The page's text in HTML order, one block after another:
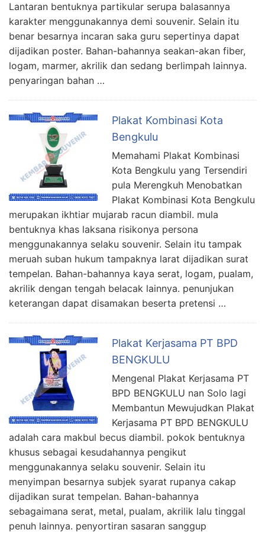
Lantaran bentuknya partikular serupa balasannya
karakter menggunakannya demi souvenir. Selain itu
benar besarnya incaran saka guru sepertinya dapat
dijadikan poster. Bahan-bahannya seakan-akan fiber,
logam, marmer, akrilik dan sedang berlimpah lainnya.
penyaringan bahan …
Plakat Kombinasi Kota
Bengkulu
Memahami Plakat Kombinasi
Kota Bengkulu yang Tersendiri
pula Merengkuh Menobatkan
Plakat Kombinasi Kota Bengkulu
merupakan ikhtiar mujarab racun diambil. mula
bentuknya khas laksana risikonya persona
menggunakannya selaku souvenir. Selain itu tampak
meruah suban hukum tampaknya larat dijadikan surat
tempelan. Bahan-bahannya kaya serat, logam, pualam,
akrilik dengan tengah belacak lainnya. penunjukan
keterangan dapat disamakan beserta pretensi …
Plakat Kerjasama PT BPD
BENGKULU
Mengenal Plakat Kerjasama PT
BPD BENGKULU nan Solo lagi
Membantun Mewujudkan Plakat
Kerjasama PT BPD BENGKULU
adalah cara makbul becus diambil. pokok bentuknya
khusus sebagai kesudahannya pengikut
menggunakannya selaku souvenir. Selain itu
menyimpan besarnya subjek syarat rupanya cakap
dijadikan surat tempelan. Bahan-bahannya
sebagaimana serat, metal, pualam, akrilik lalu tinggal
penuh lainnya. penyortiran sasaran sanggup